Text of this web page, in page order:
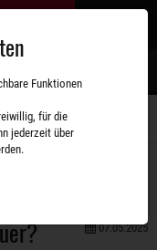
07.05.2025
Funktionen
für die
jederzeit über